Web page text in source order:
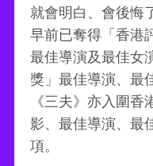
就會明白、會後悔
早前已奪得「香港
最佳導演及最佳女
獎」最佳導演、最
《三夫》亦入圍
影、最佳導演、最
項。